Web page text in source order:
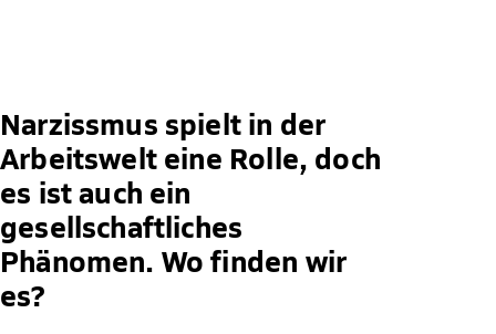
Narzissmus spielt in der
Arbeitswelt eine Rolle, doch
es ist auch ein
gesellschaftliches
Phänomen. Wo finden wir
es?